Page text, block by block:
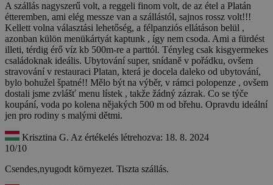
A szállás nagyszerű volt, a reggeli finom volt, de az étel a Platán
étteremben, ami elég messze van a szállástól, sajnos rossz volt!!!
Kellett volna választási lehetőség, a félpanziós ellátáson belül ,
azonban külön menükártyát kaptunk , így nem csoda. Ami a fürdést
illeti, térdig érő víz kb 500m-re a parttól. Tényleg csak kisgyermekes
családoknak ideális. Ubytování super, snídaně v pořádku, ovšem
stravování v restauraci Platan, která je docela daleko od ubytování,
bylo bohužel špatné!! Mělo být na výběr, v rámci polopenze , ovšem
dostali jsme zvlášť menu lístek , takže žádný zázrak. Co se týče
koupání, voda po kolena nějakých 500 m od břehu. Opravdu ideální
jen pro rodiny s malými dětmi.
Krisztina G. Az értékelés létrehozva: 18. 8. 2024
10/10
Csendes,nyugodt környezet. Tiszta szállás.